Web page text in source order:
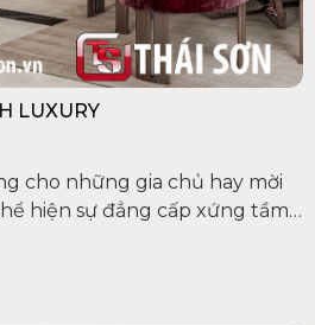
LUXURY
cho những gia chủ hay mời
hiện sự đẳng cấp xứng tầm
Sơn khám phá dự án này có gì